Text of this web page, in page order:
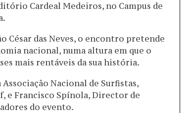
Cardeal Medeiros, no Campus de
César das Neves, o encontro pretende
nacional, numa altura em que o
mais rentáveis da sua história.
Nacional de Surfistas,
e Francisco Spínola, Director de
do evento.